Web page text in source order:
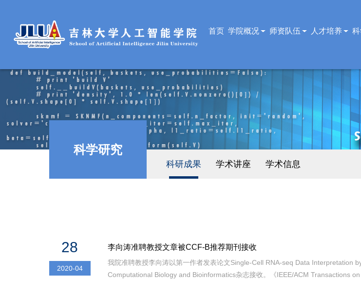
首页 学院概况 师资队伍 人才培养
科学研究
科研成果 学术讲座 学术信息
28
2020-04
李向涛准聘教授文章被CCF-B推荐期刊接收
我院准聘教授李向涛以第一作者发表论文Single-Cell RNA-seq Data Interpretation
Computational Biology and Bioinformatics杂志接收。《IEEE/ACM Transactions